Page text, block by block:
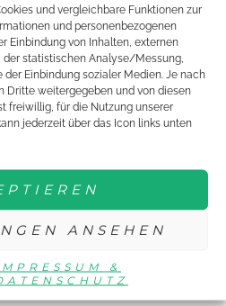
und vergleichbare Funktionen zur
und personenbezogenen
Einbindung von Inhalten, externen
statistischen Analyse/Messung,
Einbindung sozialer Medien. Je nach
Dritte weitergegeben und von diesen
freiwillig, für die Nutzung unserer
jederzeit über das Icon links unten
ANSEHEN
&
VON: